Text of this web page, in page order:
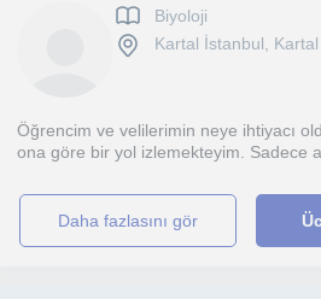
Biyoloji
Kartal İstanbul, Kartal
Öğrencim ve velilerimin neye ihtiyacı
ona göre bir yol izlemekteyim. Sadece
daha fazlasını gör